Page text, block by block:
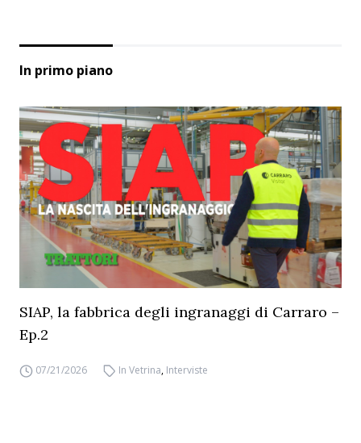
In primo piano
SIAP, la fabbrica degli ingranaggi di Carraro –
Ep.2
07/21/2026 In Vetrina, Interviste